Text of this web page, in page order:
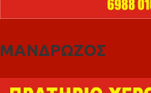
ΜΑΝΔΡΩΖΟΣ